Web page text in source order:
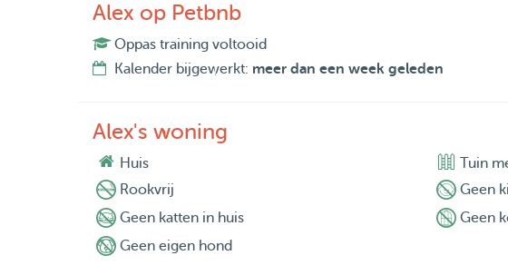
Alex op Petbnb
Oppas training voltooid
Kalender bijgewerkt: meer dan een week geleden
Alex's woning
Huis
Tuin
Rookvrij
Geen
Geen katten in huis
Geen
Geen eigen hond